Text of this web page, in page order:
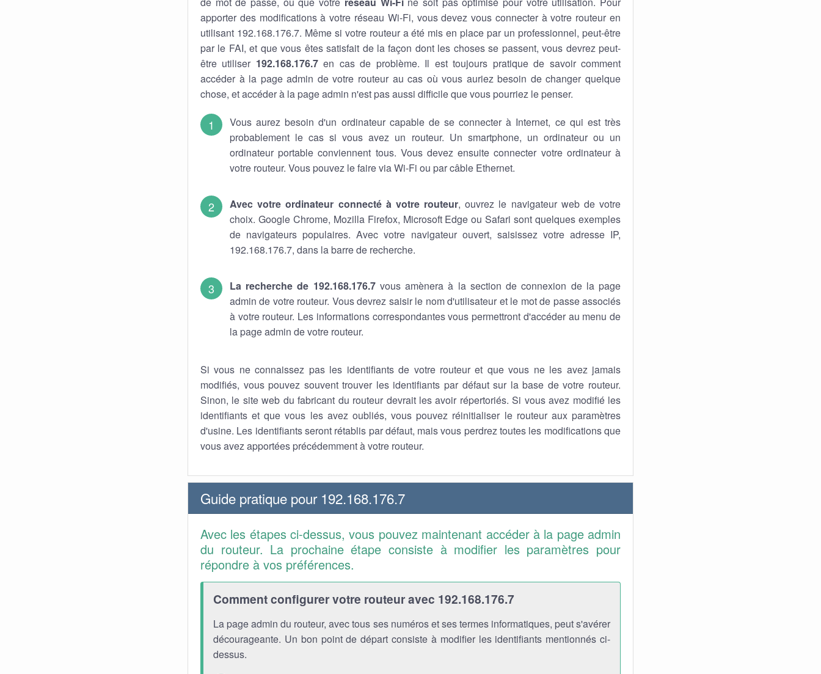
apporter des modifications à votre réseau Wi-Fi, vous devez vous connecter à votre routeur en
utilisant 192.168.176.7. Même si votre routeur a été mis en place par un professionnel, peut-être
par le FAI, et que vous êtes satisfait de la façon dont les choses se passent, vous devrez peut-
être utiliser 192.168.176.7en cas de problème. Il est toujours pratique de savoir comment
accéder à la page admin de votre routeur au cas où vous auriez besoin de changer quelque
chose, et accéder à la page admin n'est pas aussi difficile que vous pourriez le penser.
Vous aurez besoin d'un ordinateur capable de se connecter à Internet, ce qui est très
probablement le cas si vous avez un routeur. Un smartphone, un ordinateur ou un
ordinateur portable conviennent tous. Vous devez ensuite connecter votre ordinateur à
votre routeur. Vous pouvez le faire via Wi-Fi ou par câble Ethernet.
Avec votre ordinateur connecté à votre routeur, ouvrez le navigateur web de votre
choix. Google Chrome, Mozilla Firefox, Microsoft Edge ou Safari sont quelques exemples
de navigateurs populaires. Avec votre navigateur ouvert, saisissez votre adresse IP,
192.168.176.7, dans la barre de recherche.
La recherche de 192.168.176.7vous amènera à la section de connexion de la page
admin de votre routeur. Vous devrez saisir le nom d'utilisateur et le mot de passe associés
à votre routeur. Les informations correspondantes vous permettront d'accéder au menu de
la page admin de votre routeur.
Si vous ne connaissez pas les identifiants de votre routeur et que vous ne les avez jamais
modifiés, vous pouvez souvent trouver les identifiants par défaut sur la base de votre routeur.
Sinon, le site web du fabricant du routeur devrait les avoir répertoriés. Si vous avez modifié les
identifiants et que vous les avez oubliés, vous pouvez réinitialiser le routeur aux paramètres
d'usine. Les identifiants seront rétablis par défaut, mais vous perdrez toutes les modifications que
vous avez apportées précédemment à votre routeur.
Guide pratique pour 192.168.176.7
Avec les étapes ci-dessus, vous pouvez maintenant accéder à la page admin
du routeur. La prochaine étape consiste à modifier les paramètres pour
répondre à vos préférences.
Comment configurer votre routeur avec 192.168.176.7
La page admin du routeur, avec tous ses numéros et ses termes informatiques, peut s'avérer
décourageante. Un bon point de départ consiste à modifier les identifiants mentionnés ci-
dessus.